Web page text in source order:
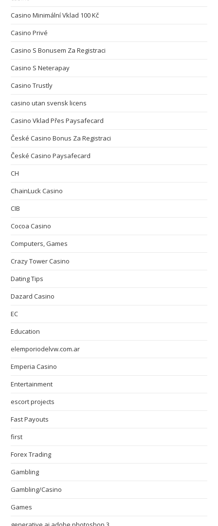
Casino Minimální Vklad 100 Kč
Casino Privé
Casino S Bonusem Za Registraci
Casino S Neterapay
Casino Trustly
casino utan svensk licens
Casino Vklad Přes Paysafecard
České Casino Bonus Za Registraci
České Casino Paysafecard
CH
ChainLuck Casino
CIB
Cocoa Casino
Computers, Games
Crazy Tower Сasino
Dating Tips
Dazard Casino
EC
Education
elemporiodelvw.com.ar
Emperia Casino
Entertainment
escort projects
Fast Payouts
first
Forex Trading
Gambling
Gambling/Casino
Games